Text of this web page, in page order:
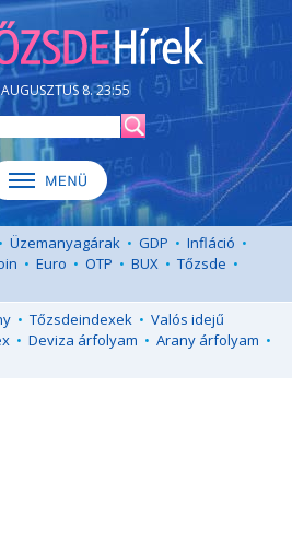
8. 23:55
• Üzemanyagárak • GDP • Infláció •
• Euro • OTP • BUX • Tőzsde •
• Tőzsdeindexek • Valós idejű
• Deviza árfolyam • Arany árfolyam •